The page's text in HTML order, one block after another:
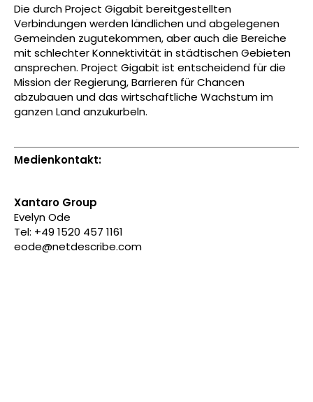
Die durch Project Gigabit bereitgestellten
Verbindungen werden ländlichen und abgelegenen
Gemeinden zugutekommen, aber auch die Bereiche
mit schlechter Konnektivität in städtischen Gebieten
ansprechen. Project Gigabit ist entscheidend für die
Mission der Regierung, Barrieren für Chancen
abzubauen und das wirtschaftliche Wachstum im
ganzen Land anzukurbeln.
Medienkontakt:
Xantaro Group
Evelyn Ode
Tel: +49 1520 457 1161
eode@netdescribe.com